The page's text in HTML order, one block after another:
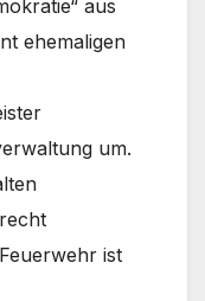
aus
ehemaligen
um.
ist